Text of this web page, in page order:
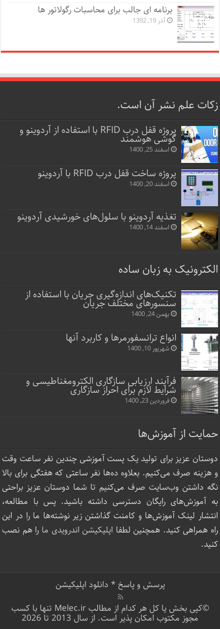
برنامه ای جالب برای محاسبات رگولاتور ها
آذر 19, 1392
زکات علم نشر آن است.
پروژه قفل‌ درب RFID با استفاده از آردوینو و
گوشی هوشمند
اسفند 25, 1400
پروژه ساخت قفل‌ درب RFID با آردوینو
اسفند 20, 1400
تغذیه آردوینو با سلول‌های خورشیدی آردوینو
اسفند 14, 1400
الکترونیک به زبان ساده
تکنیک‌های اندازه‌گیری جریان با استفاده از
سنسورهای مختلف جریان
بهمن 24, 1400
انواع ترانسفورمرها و کاربرد آنها
شهریور 10, 1400
فرآیند ارزیابی سازگاری الکترومغناطیسی و
شرایط لازم برای احراز سازگاری
فروردین 23, 1400
حمایت از آموزش‌ها
دوستان عزیز برای تولید یک پست آموزشی چندین نفر ساعت‌ وقت
و هزینه صرف می‌کنیم. بعلاوه ده‌ها نفر ساعتی که هفتگی برای بالا
نگه داشتن وب‌سایت صرف ‌می‌کنیم تا شما دوستان عزیز براحتی
به آموزش‌های رایگان دسترسی داشته باشید. پس با مطالعه،
انتشار لینک‌ آموزش‌ها و کامنت گذاشتن زیر نوشته‌‌ها ما را در این
راه همراهی کنید. همچنین لطفا اپلیکیشن اندرویدی ما را هم نصب
کنید.
پرسش و پاسخ* دانلود اپلیکیشن
©کپی بخش یا کل هر کدام از مطالب Melec.ir تنها با کسب
مجوز مکتوب امکان پذیر است. از سال 2013 تا 2026